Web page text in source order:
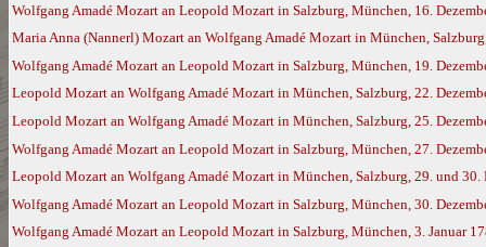
Wolfgang Amadé Mozart an Leopold Mozart in Salzburg, München, 16.
Maria Anna (Nannerl) Mozart an Wolfgang Amadé Mozart in München,
Wolfgang Amadé Mozart an Leopold Mozart in Salzburg, München, 19.
Leopold Mozart an Wolfgang Amadé Mozart in München, Salzburg, 22.
Leopold Mozart an Wolfgang Amadé Mozart in München, Salzburg, 25.
Wolfgang Amadé Mozart an Leopold Mozart in Salzburg, München, 27.
Leopold Mozart an Wolfgang Amadé Mozart in München, Salzburg, 29. und
Wolfgang Amadé Mozart an Leopold Mozart in Salzburg, München, 30.
Wolfgang Amadé Mozart an Leopold Mozart in Salzburg, München, 3. Januar